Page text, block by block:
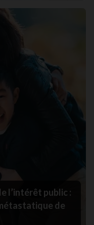
l’intérêt public :
de